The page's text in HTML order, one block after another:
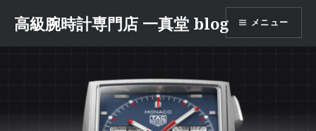
テ
高級腕時計専門店 一真堂 blog メニュー